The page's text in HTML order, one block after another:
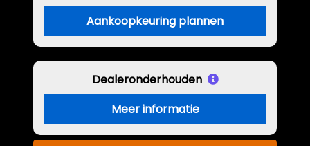
Aankoopkeuring plannen
Dealeronderhouden
Meer informatie